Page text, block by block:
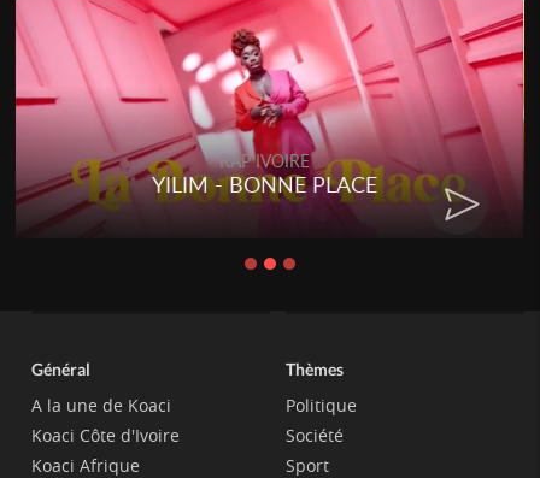
RAP IVOIRE
YILIM - BONNE PLACE
Général
A la une de Koaci
Koaci Côte d'Ivoire
Koaci Afrique
Thèmes
Politique
Société
Sport